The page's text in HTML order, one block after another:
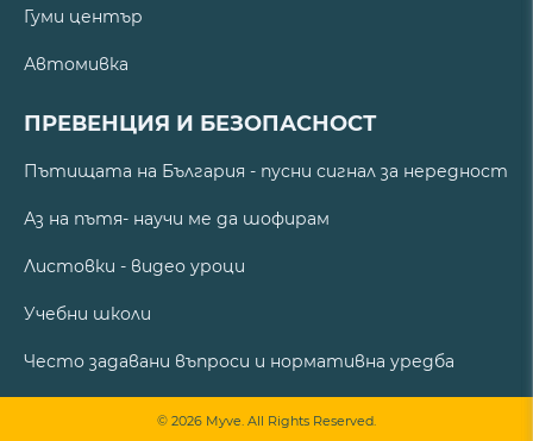
Гуми център
Автомивка
ПРЕВЕНЦИЯ И БЕЗОПАСНОСТ
Пътищата на България - пусни сигнал за нередност
Аз на пътя- научи ме да шофирам
Листовки - видео уроци
Учебни школи
Често задавани въпроси и нормативна уредба
© 2026 Myve. All Rights Reserved.